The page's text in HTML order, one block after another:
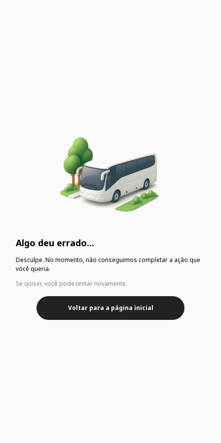
Algo deu errado...
Desculpe. No momento, não conseguimos completar a ação que
você queria.
Se quiser, você pode tentar novamente.
Voltar para a página inicial